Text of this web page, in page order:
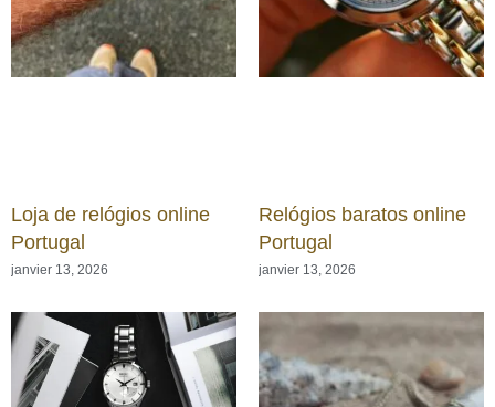
Loja de relógios online
Portugal
janvier 13, 2026
Relógios baratos online
Portugal
janvier 13, 2026